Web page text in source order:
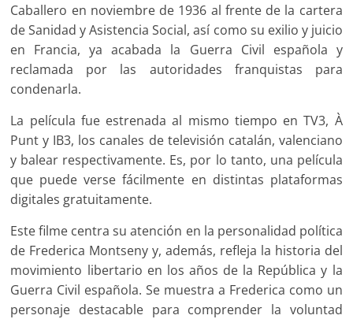
Caballero en noviembre de 1936 al frente de la cartera
de Sanidad y Asistencia Social, así como su exilio y juicio
en Francia, ya acabada la Guerra Civil española y
reclamada por las autoridades franquistas para
condenarla.
La película fue estrenada al mismo tiempo en TV3, À
Punt y IB3, los canales de televisión catalán, valenciano
y balear respectivamente. Es, por lo tanto, una película
que puede verse fácilmente en distintas plataformas
digitales gratuitamente.
Este filme centra su atención en la personalidad política
de Frederica Montseny y, además, refleja la historia del
movimiento libertario en los años de la República y la
Guerra Civil española. Se muestra a Frederica como un
personaje destacable para comprender la voluntad